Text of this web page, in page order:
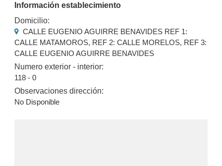
Información establecimiento
Domicilio:
CALLE EUGENIO AGUIRRE BENAVIDES REF 1:
CALLE MATAMOROS, REF 2: CALLE MORELOS, REF 3:
CALLE EUGENIO AGUIRRE BENAVIDES
Numero exterior - interior:
118 - 0
Observaciones dirección:
No Disponible